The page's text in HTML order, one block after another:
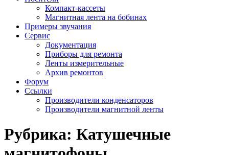
Компакт-кассеты
Магнитная лента на бобинах
Примеры звучания
Сервис
Документация
Приборы для ремонта
Ленты измерительные
Архив ремонтов
Форум
Ссылки
Производители конденсаторов
Производители магнитной ленты
Рубрика: Катушечные